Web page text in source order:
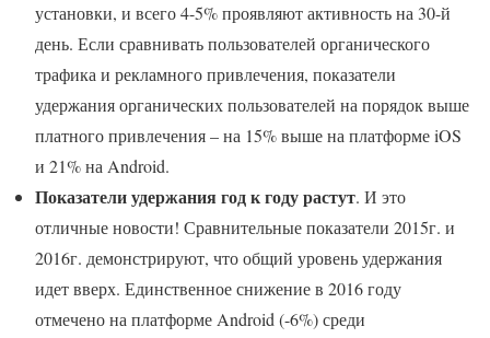
установки, и всего 4-5% проявляют активность на 30-й
день. Если сравнивать пользователей органического
трафика и рекламного привлечения, показатели
удержания органических пользователей на порядок выше
платного привлечения – на 15% выше на платформе iOS
и 21% на Android.
Показатели удержания год к году растут. И это
отличные новости! Сравнительные показатели 2015г. и
2016г. демонстрируют, что общий уровень удержания
идет вверх. Единственное снижение в 2016 году
отмечено на платформе Android (-6%) среди